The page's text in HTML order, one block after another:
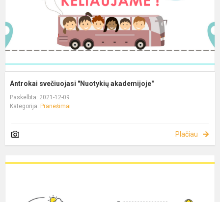
Antrokai svečiuojasi "Nuotykių akademijoje"
Paskelbta: 2021-12-09
Kategorija: Pranešimai
Plačiau